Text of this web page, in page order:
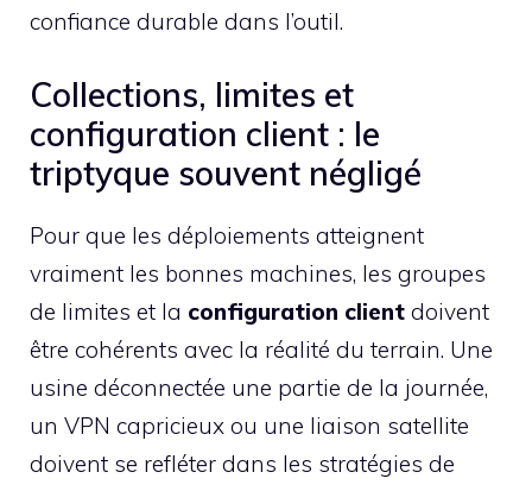
confiance durable dans l’outil.
Collections, limites et
configuration client : le
triptyque souvent négligé
Pour que les déploiements atteignent
vraiment les bonnes machines, les groupes
de limites et la configuration client doivent
être cohérents avec la réalité du terrain. Une
usine déconnectée une partie de la journée,
un VPN capricieux ou une liaison satellite
doivent se refléter dans les stratégies de